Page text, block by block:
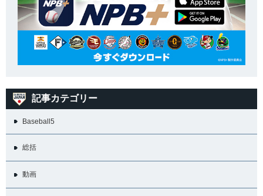
記事カテゴリー
Baseball5
総括
動画